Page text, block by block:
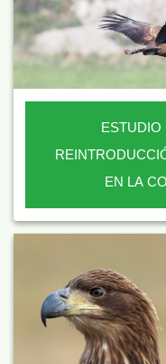
ESTUDIO
EN LA